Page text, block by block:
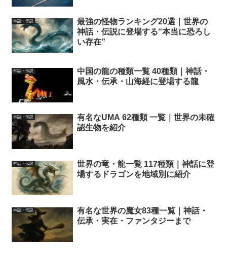
神話・伝説
最強の怪物ランキング20選｜世界の
神話・伝説に登場する“本当に恐ろし
い存在”
神話・伝説
中国の龍の種類一覧 40種類｜神話・
風水・伝承・山海経に登場する龍
神話・伝説
有名なUMA 62種類 一覧｜世界の未確
認生物を紹介
神話・伝説
世界の竜・龍一覧 117種類｜神話に登
場するドラゴンを地域別に紹介
神話・伝説
有名な世界の魔女83種一覧｜神話・
伝承・実在・ファンタジーまで